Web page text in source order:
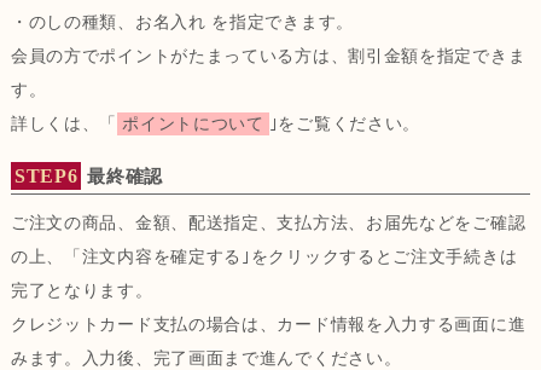
・のしの種類、お名入れ を指定できます。
会員の方でポイントがたまっている方は、割引金額を指定できま
す。
詳しくは、「
ポイントについて ｣をご覧ください。
STEP6 最終確認
ご注文の商品、金額、配送指定、支払方法、お届先などをご確認
の上、「注文内容を確定する｣をクリックするとご注文手続きは
完了となります。
クレジットカード支払の場合は、カード情報を入力する画面に進
みます。入力後、完了画面まで進んでください。